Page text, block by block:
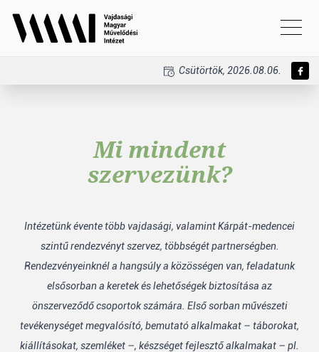
Csütörtök, 2026.08.06.
Mi mindent
szervezünk?
Intézetünk évente több vajdasági, valamint Kárpát-medencei
szintű rendezvényt szervez, többségét partnerségben.
Rendezvényeinknél a hangsúly a közösségen van, feladatunk
elsősorban a keretek és lehetőségek biztosítása az
önszerveződő csoportok számára. Első sorban művészeti
tevékenységet megvalósító, bemutató alkalmakat – táborokat,
kiállításokat, szemléket –, készséget fejlesztő alkalmakat – pl.